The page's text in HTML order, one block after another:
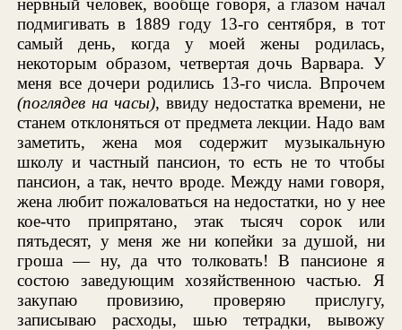
нервный человек, вообще говоря, а глазом начал
подмигивать в 1889 году 13-го сентября, в тот
самый день, когда у моей жены родилась,
некоторым образом, четвертая дочь Варвара. У
меня все дочери родились 13-го числа. Впрочем
(поглядев на часы), ввиду недостатка времени, не
станем отклоняться от предмета лекции. Надо вам
заметить, жена моя содержит музыкальную
школу и частный пансион, то есть не то чтобы
пансион, а так, нечто вроде. Между нами говоря,
жена любит пожаловаться на недостатки, но у нее
кое-что припрятано, этак тысяч сорок или
пятьдесят, у меня же ни копейки за душой, ни
гроша — ну, да что толковать! В пансионе я
состою заведующим хозяйственною частью. Я
закупаю провизию, проверяю прислугу,
записываю расходы, шью тетрадки, вывожу